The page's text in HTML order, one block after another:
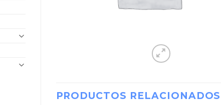
PRODUCTOS RELACIONADOS